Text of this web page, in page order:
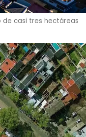
de casi tres hectáreas